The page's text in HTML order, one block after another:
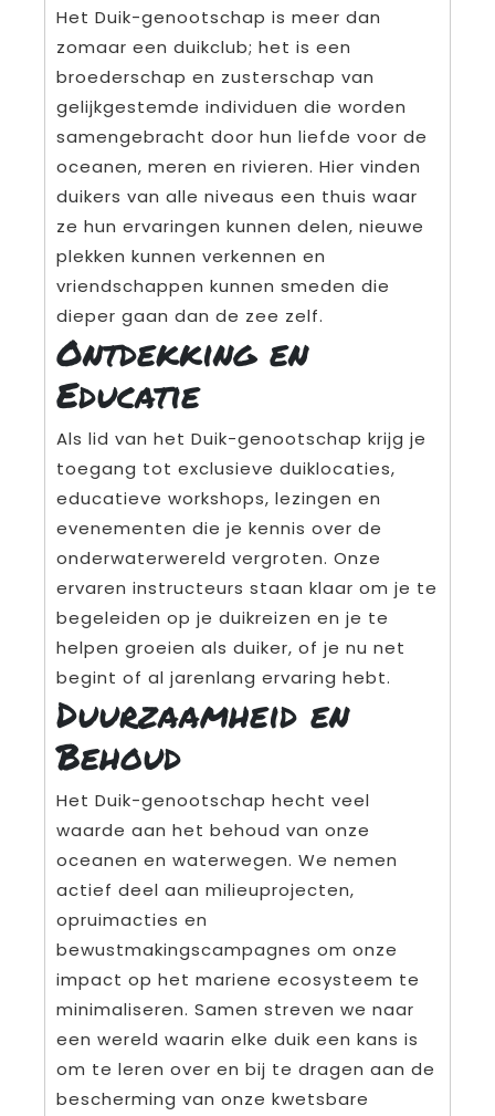
Het Duik-genootschap is meer dan
zomaar een duikclub; het is een
broederschap en zusterschap van
gelijkgestemde individuen die worden
samengebracht door hun liefde voor de
oceanen, meren en rivieren. Hier vinden
duikers van alle niveaus een thuis waar
ze hun ervaringen kunnen delen, nieuwe
plekken kunnen verkennen en
vriendschappen kunnen smeden die
dieper gaan dan de zee zelf.
Ontdekking en
Educatie
Als lid van het Duik-genootschap krijg je
toegang tot exclusieve duiklocaties,
educatieve workshops, lezingen en
evenementen die je kennis over de
onderwaterwereld vergroten. Onze
ervaren instructeurs staan klaar om je te
begeleiden op je duikreizen en je te
helpen groeien als duiker, of je nu net
begint of al jarenlang ervaring hebt.
Duurzaamheid en
Behoud
Het Duik-genootschap hecht veel
waarde aan het behoud van onze
oceanen en waterwegen. We nemen
actief deel aan milieuprojecten,
opruimacties en
bewustmakingscampagnes om onze
impact op het mariene ecosysteem te
minimaliseren. Samen streven we naar
een wereld waarin elke duik een kans is
om te leren over en bij te dragen aan de
bescherming van onze kwetsbare